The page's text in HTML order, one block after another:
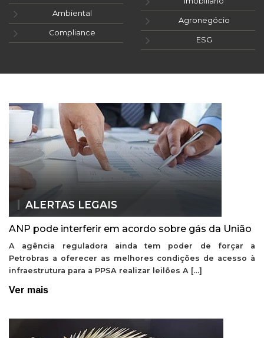
Ambiental
Compliance
Agronegócio
ESG
ALERTAS LEGAIS
ANP pode interferir em acordo sobre gás da União
A agência reguladora ainda tem poder de forçar a
Petrobras a oferecer as melhores condições de acesso à
infraestrutura para a PPSA realizar leilões A […]
Ver mais